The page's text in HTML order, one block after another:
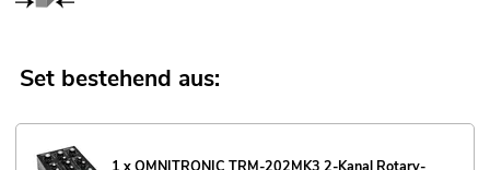
Set bestehend aus:
1 x OMNITRONIC TRM-202MK3 2-Kanal Rotary-